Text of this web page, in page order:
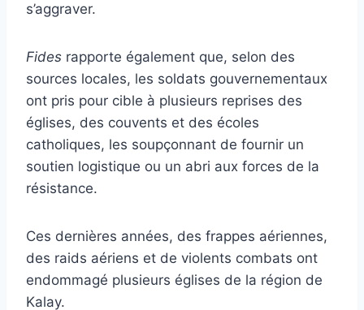
s’aggraver.
Fides rapporte également que, selon des
sources locales, les soldats gouvernementaux
ont pris pour cible à plusieurs reprises des
églises, des couvents et des écoles
catholiques, les soupçonnant de fournir un
soutien logistique ou un abri aux forces de la
résistance.
Ces dernières années, des frappes aériennes,
des raids aériens et de violents combats ont
endommagé plusieurs églises de la région de
Kalay.